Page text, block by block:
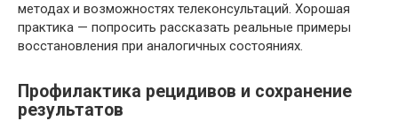
методах и возможностях телеконсультаций. Хорошая
практика — попросить рассказать реальные примеры
восстановления при аналогичных состояниях.
Профилактика рецидивов и сохранение
результатов